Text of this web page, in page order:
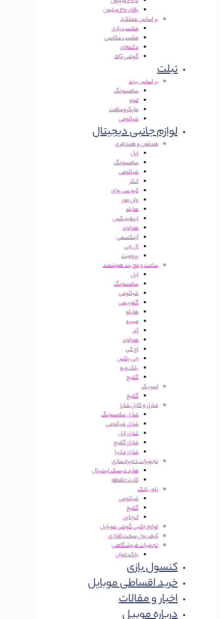
بالای 30 میلیون
بر اساس عملکرد
مناسب بازی
مناسب عکاسی
دکمه‌ای
گوشی 5G
تبلت
بر اساس برند
سامسونگ
لنوو
مایکروسافت
شیائومی
لوازم جانبی دیجیتال
هدفون و هندزفری
اپل
سامسونگ
شیائومی
انکر
کیو سی وای
وان مور
هایلو
اینفینیکس
هواوی
آیتکسمی
ال جی
پرومیت
ساعت و مچ بند هوشمند
اپل
سامسونگ
شیائومی
گلوریمی
هایلو
میبرو
آنر
هوآوی
اچ کی
جی پلاس
بلک ویو
گلتیج
اسپیکر
گلتیج
شارژر و کابل شارژ
شارژر سامسونگ
شارژر شیائومی
شارژر اپل
شارژر گلتیج
شارژر داریا
تجهیزات ذخیره سازی
هارد دیسک اینترنال
کارت حافظه
پاور بانک
شیائومی
گلتیج
انرجایزر
لوازم جانبی گوشی موبایل
کیف پول سخت افزاری
تجهیزات فروشگاهی
بارکدخوان
کنسول بازی
خرید اقساطی موبایل
اخبار و مقالات
درباره موبیل